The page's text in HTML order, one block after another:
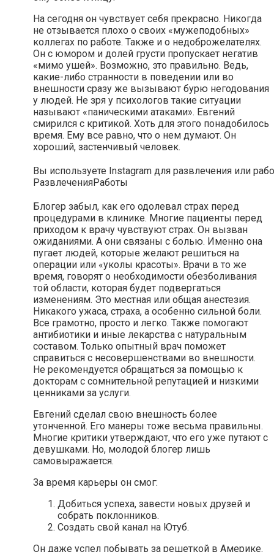
На сегодня он чувствует себя прекрасно. Никогда
не отзывается плохо о своих «мужеподобных»
коллегах по работе. Также и о недоброжелателях.
Он с юмором и долей грусти пропускает негатив
«мимо ушей». Возможно, это правильно. Ведь,
какие-либо странности в поведении или во
внешности сразу же вызывают бурю негодования
у людей. Не зря у психологов такие ситуации
называют «паническими атаками». Евгений
смирился с критикой. Хоть для этого понадобилось
время. Ему все равно, что о нем думают. Он
хороший, застенчивый человек.
Вы используете Instagram для развлечения или
РазвлеченияРаботы
Блогер забыл, как его одолевал страх перед
процедурами в клинике. Многие пациенты перед
приходом к врачу чувствуют страх. Он вызван
ожиданиями. А они связаны с болью. Именно она
пугает людей, которые желают решиться на
операции или «уколы красоты». Врачи в то же
время, говорят о необходимости обезболивания
той области, которая будет подвергаться
изменениям. Это местная или общая анестезия.
Никакого ужаса, страха, а особенно сильной боли.
Все грамотно, просто и легко. Также помогают
антибиотики и иные лекарства с натуральным
составом. Только опытный врач поможет
справиться с несовершенствами во внешности.
Не рекомендуется обращаться за помощью к
докторам с сомнительной репутацией и низкими
ценниками за услуги.
Евгений сделал свою внешность более
утонченной. Его манеры тоже весьма правильны.
Многие критики утверждают, что его уже путают с
девушками. Но, молодой блогер лишь
самовыражается.
За время карьеры он смог:
Добиться успеха, завести новых друзей и
собрать поклонников.
Создать свой канал на Ютуб.
Он даже успел побывать за решеткой в Америке.